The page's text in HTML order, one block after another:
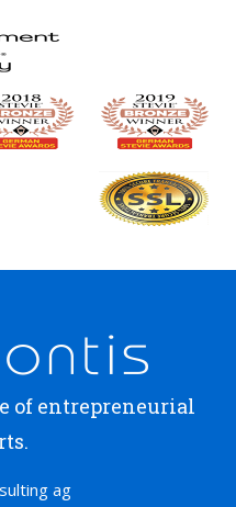
of entrepreneurial
ag